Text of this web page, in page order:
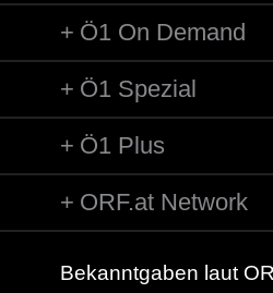
Ö1 On Demand
Ö1 Spezial
Ö1 Plus
ORF.at Network
Bekanntgaben laut